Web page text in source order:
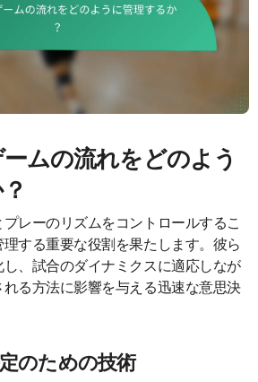
ムの流れをどのよう
レーのリズムをコントロールするこ
する重要な役割を果たします。彼ら
、試合のダイナミクスに適応しなが
る方法に影響を与える迅速な意思決
のための技術